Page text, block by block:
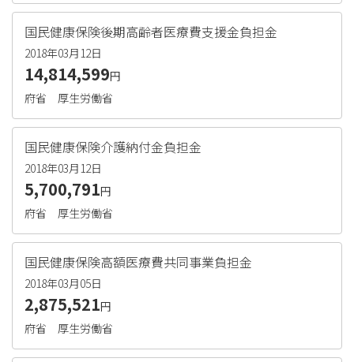
国民健康保険後期高齢者医療費支援金負担金
2018年03月12日
14,814,599円
府省
厚生労働省
国民健康保険介護納付金負担金
2018年03月12日
5,700,791円
府省
厚生労働省
国民健康保険高額医療費共同事業負担金
2018年03月05日
2,875,521円
府省
厚生労働省